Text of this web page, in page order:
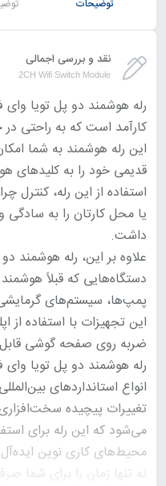
توضیحات
نقد و بررسی اجمالی
2CH Wifi Switch Module
رله هوشمند دو پل تویا
کارآمد است که به راحتی
این رله هوشمند به شما
قدیمی خود را به کلیدهای
استفاده از این رله، کنترل
یا محل کارتان را به
داشت.
علاوه بر این، رله هوشمند
دستگاه‌هایی که قبلاً هوشمند
پمپ‌ها، سیستم‌های
این تجهیزات با استفاده
ضربه روی صفحه گوشی
رله هوشمند دو پل تویا
انواع استانداردهای
تغییرات پیچیده
می‌شود که این رله برای
محیط‌های کاری نوین
نه تنها زمان را برای شما